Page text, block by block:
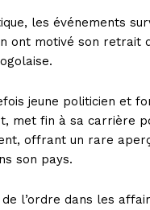
les événements
ont motivé son retrait
jeune politicien et
met fin à sa carrière
offrant un rare
son pays.
l’ordre dans les